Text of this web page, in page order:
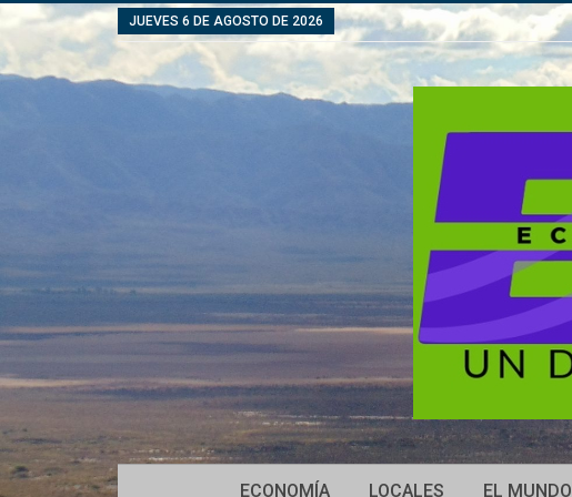
JUEVES 6 DE AGOSTO DE 2026
ECONOMÍA LOCALES EL MUNDO